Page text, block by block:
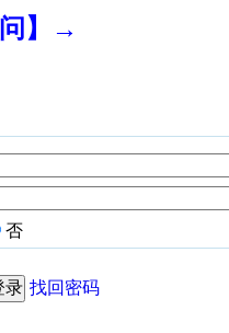
】→
否
找回密码